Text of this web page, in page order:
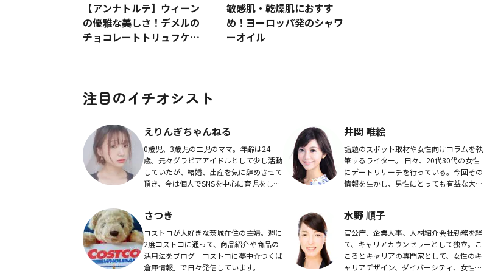
【アンナトルテ】ウィーン
の優雅な美しさ！デメルの
チョコレートトリュフケー
敏感肌・乾燥肌におすす
め！ヨーロッパ発のシャワ
ーオイル
注目のイチオシスト
えりんぎちゃんねる
0歳児、3歳児の二児のママ。年齢は24
歳。元々グラビアアイドルとして少し活動
していたが、結婚、出産を気に辞めさせて
頂き、今は個人でSNSを中心に育児をしな
ル｢え...
井関 唯絵
話題のスポット取材や女性向けコラムを執
筆するライター。 日々、20代30代の女性
にデートリサーチを行っている。今回その
情報を生かし、男性にとっても有益な大人
ト ナッ...
さつき
コストコが大好きな茨城在住の主婦。週に
2度コストコに通って、商品紹介や商品の
活用法をブログ「コストコに夢中☆つくば
倉庫情報」で日々発信しています。
水野 順子
官公庁、企業人事、人材紹介会社勤務を経
て、キャリアカウンセラーとして独立。こ
ころとキャリアの専門家として、女性のキ
ャリアデザイン、ダイバーシティ、女性の